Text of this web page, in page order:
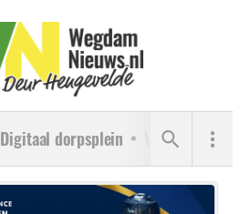
Digitaal dorpsplein Verenigingen